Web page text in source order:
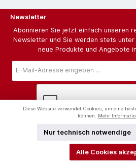
Newsletter
Abonnieren Sie jetzt einfach unseren
Newsletter und Sie werden stets
neue Produkte und Angebote
Mail-
Ich habe die Datenschutzbestimmungen
AGB gelesen und bin mit ihnen
Diese Website verwendet Cookies, um eine
können.
Mehr
Nur technisch notwendige
Alle Cookies